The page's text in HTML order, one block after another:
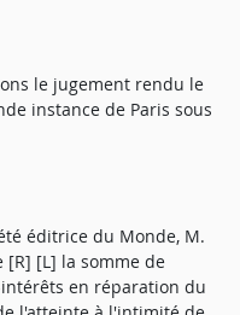
le jugement rendu le
instance de Paris sous
éditrice du Monde, M.
[R] [L] la somme de
en réparation du